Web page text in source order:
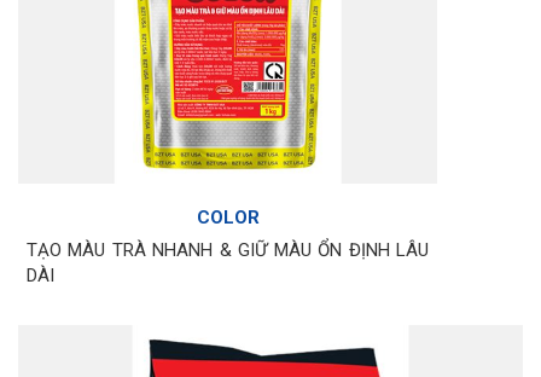
COLOR
TẠO MÀU TRÀ NHANH & GIỮ MÀU ỔN ĐỊNH LÂU
DÀI